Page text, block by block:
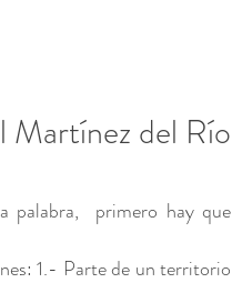
Martínez del Río
palabra,  primero hay que
1.- Parte de un territorio